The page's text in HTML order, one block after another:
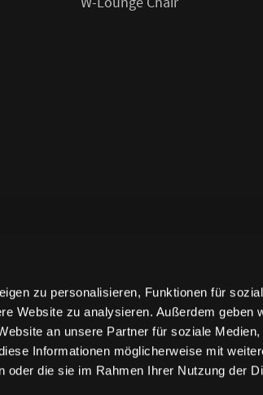
zu personalisieren, Funktionen für
Website zu analysieren. Außerdem geben
an unsere Partner für soziale Medien,
Informationen möglicherweise mit
oder die sie im Rahmen Ihrer Nutzung der